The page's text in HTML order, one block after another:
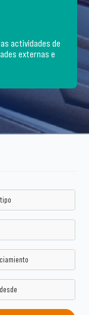
actividades de
externas e